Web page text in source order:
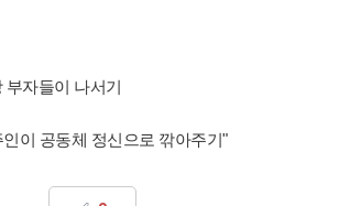
부자들이 나서기
이 공동체 정신으로 깎아주기"